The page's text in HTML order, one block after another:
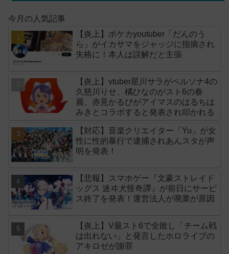
今月の人気記事
【炎上】ポケカyoutuber「だんのう
ら」がイカサマをジャッジに指摘され
失格に！本人は誤解だと主張
【炎上】vtuber星川サラがペルソナ4の
久慈川りせ、橘ひなのがスト6の春
麗、赤見かるびがアイマスのはるちは
みきとコラボすると発表され叩かれる
【対応】音楽クリエイター「Yu」が女
性に性的暴行で逮捕されあんスタが声
明を発表！
【悲報】スマホゲー『文豪ストレイド
ッグス 迷ヰ犬怪奇譚』が前日にサービ
ス終了を発表！運営法人が廃業が原因
【炎上】V最スト6で全敗し「チーム戦
は出れない」と発言したホロライブの
アキロゼが謝罪